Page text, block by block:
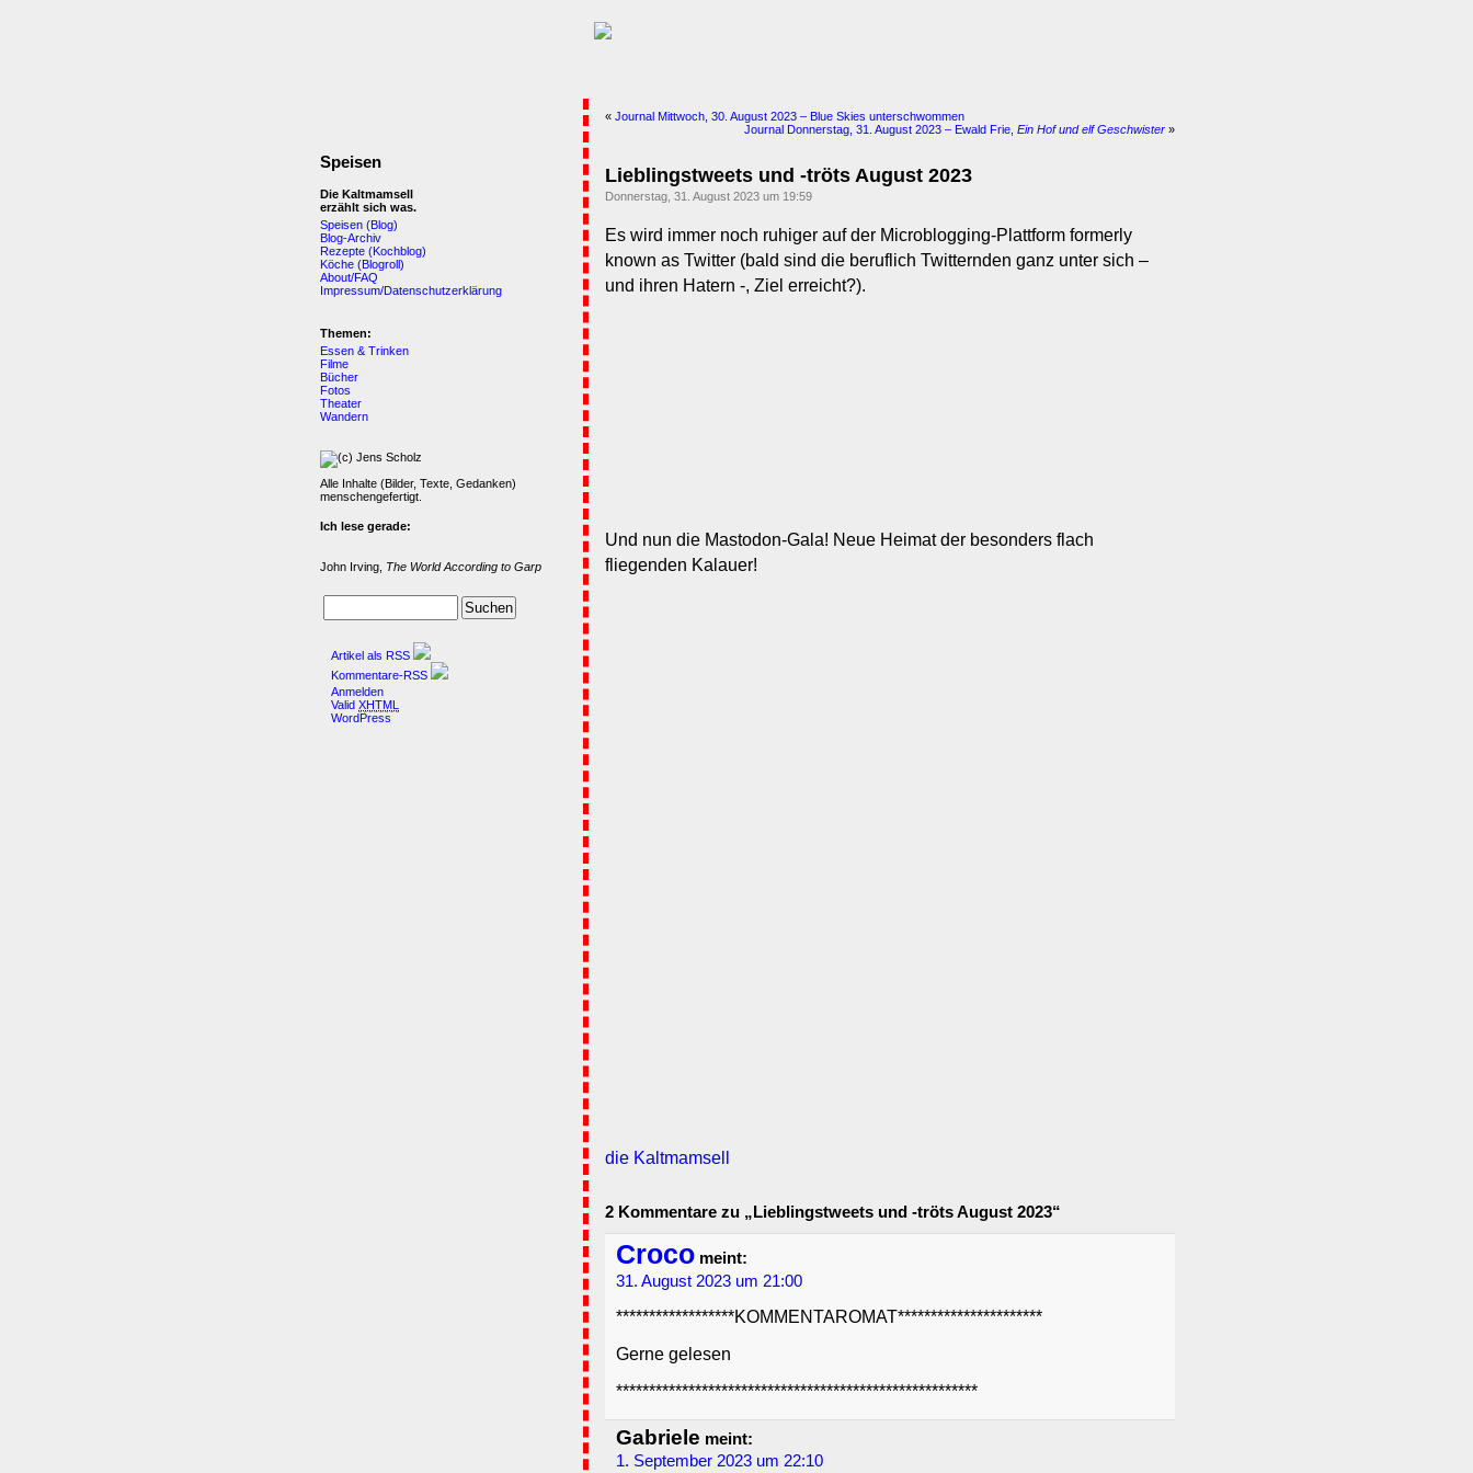
« Journal Mittwoch, 30. August 2023 – Blue Skies unterschwommen
Journal Donnerstag, 31. August 2023 – Ewald Frie, Ein Hof und elf Geschwister »
Lieblingstweets und -tröts August 2023
Donnerstag, 31. August 2023 um 19:59
Es wird immer noch ruhiger auf der Microblogging-Plattform formerly
known as Twitter (bald sind die beruflich Twitternden ganz unter sich –
und ihren Hatern -, Ziel erreicht?).
Und nun die Mastodon-Gala! Neue Heimat der besonders flach
fliegenden Kalauer!
die Kaltmamsell
2 Kommentare zu „Lieblingstweets und -tröts August 2023“
Croco meint:
31. August 2023 um 21:00
******************KOMMENTAROMAT**********************
Gerne gelesen
*******************************************************
Gabriele meint:
1. September 2023 um 22:10
Speisen
Die Kaltmamsell
erzählt sich was.
Speisen (Blog)
Blog-Archiv
Rezepte (Kochblog)
Köche (Blogroll)
About/FAQ
Impressum/Datenschutzerklärung
Themen:
Essen & Trinken
Filme
Bücher
Fotos
Theater
Wandern
Alle Inhalte (Bilder, Texte, Gedanken)
menschengefertigt.
Ich lese gerade:
John Irving, The World According to Garp
Artikel als RSS
Kommentare-RSS
Anmelden
Valid XHTML
WordPress